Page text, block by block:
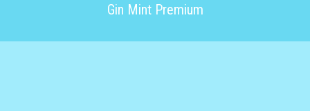
Gin Mint Premium